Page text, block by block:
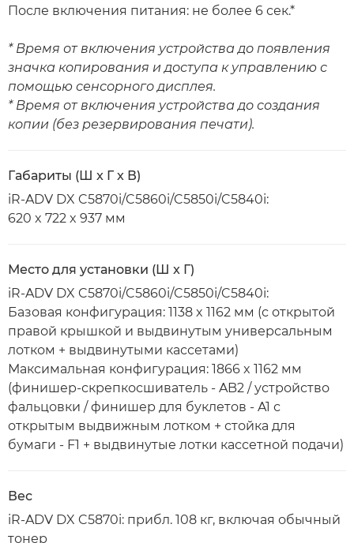
После включения питания: не более 6 сек.*
* Время от включения устройства до появления
значка копирования и доступа к управлению с
помощью сенсорного дисплея.
* Время от включения устройства до создания
копии (без резервирования печати).
Габариты (Ш x Г x В)
iR-ADV DX C5870i/C5860i/C5850i/C5840i:
620 x 722 x 937 мм
Место для установки (Ш x Г)
iR-ADV DX C5870i/C5860i/C5850i/C5840i:
Базовая конфигурация: 1138 x 1162 мм (с открытой
правой крышкой и выдвинутым универсальным
лотком + выдвинутыми кассетами)
Максимальная конфигурация: 1866 x 1162 мм
(финишер-скрепкосшиватель - AB2 / устройство
фальцовки / финишер для буклетов - A1 с
открытым выдвижным лотком + стойка для
бумаги - F1 + выдвинутые лотки кассетной подачи)
Вес
iR-ADV DX C5870i: прибл. 108 кг, включая обычный
тонер